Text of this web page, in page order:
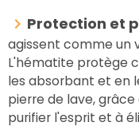
Protection et
agissent comme un
L'hématite protège
les absorbant et en
pierre de lave,
purifier l'esprit et à